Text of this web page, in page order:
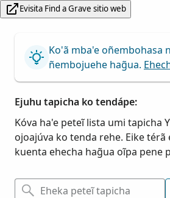
Evisita Find a Grave sitio web
Ko'ã mba'e oñembohasa
ñembojuehe hag̃ua.
Ejuhu tapicha ko tendápe:
Kóva ha'e peteĩ lista umi tapicha
ojoajúva ko tenda rehe. Eike
kuenta ehecha hag̃ua oĩpa pene